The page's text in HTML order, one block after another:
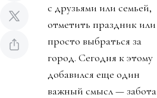
с друзьями или семьей,
отметить праздник или
просто выбраться за
город. Сегодня к этому
добавился еще один
важный смысл — забота